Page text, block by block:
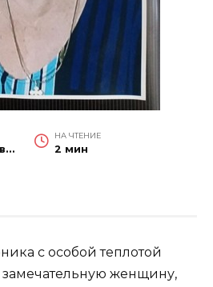
Красносулинский вестник
НА ЧТЕНИЕ
2 мин
с особой теплотой
замечательную женщину,